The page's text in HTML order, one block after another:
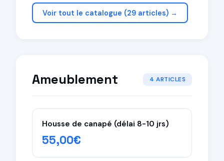
Voir tout le catalogue (29 articles) →
Ameublement 4 ARTICLES
Housse de canapé (délai 8-10 jrs)
55,00€